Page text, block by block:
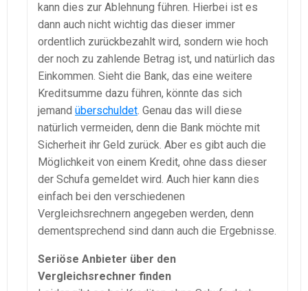
kann dies zur Ablehnung führen. Hierbei ist es
dann auch nicht wichtig das dieser immer
ordentlich zurückbezahlt wird, sondern wie hoch
der noch zu zahlende Betrag ist, und natürlich das
Einkommen. Sieht die Bank, das eine weitere
Kreditsumme dazu führen, könnte das sich
jemand überschuldet. Genau das will diese
natürlich vermeiden, denn die Bank möchte mit
Sicherheit ihr Geld zurück. Aber es gibt auch die
Möglichkeit von einem Kredit, ohne dass dieser
der Schufa gemeldet wird. Auch hier kann dies
einfach bei den verschiedenen
Vergleichsrechnern angegeben werden, denn
dementsprechend sind dann auch die Ergebnisse.
Seriöse Anbieter über den
Vergleichsrechner finden